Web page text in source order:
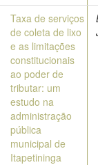
Taxa de serviços
de coleta de lixo
e as limitações
constitucionais
ao poder de
tributar: um
estudo na
administração
pública
municipal de
Itapetininga